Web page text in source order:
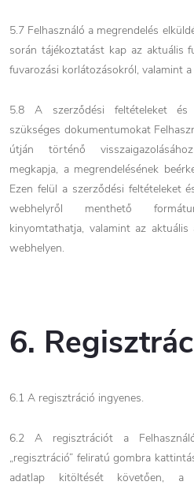
5.7 Felhasználó a megrendelés
során tájékoztatást kap az aktuális
fuvarozási korlátozásokról, valamint
5.8 A szerződési feltételeket és
szükséges dokumentumokat
útján történő
megkapja, a megrendelésének
Ezen felül a szerződési feltételeket
webhelyről menthető
kinyomtathatja, valamint az
webhelyen.
6.
6.1 A regisztráció ingyenes.
6.2 A regisztrációt a
„regisztráció” feliratú gombra
adatlap kitöltését követően, a